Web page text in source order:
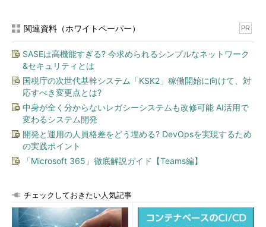
関連資料（ホワイトペーパー） PR
SASEは高機能すぎる? 今求められるシンプルなネットワーク
&セキュリティとは
国税庁の次世代基幹システム「KSK2」稼働開始に向けて、対
応すべき変更点とは?
中身が全く分からないレガシーシステムも改修可能 AI活用で
変わるシステム開発
開発と運用の人員格差をどう埋める? DevOpsを実現するため
の実践ポイント
「Microsoft 365」徹底解説ガイド【Teams編】
チェックしておきたい人気記事